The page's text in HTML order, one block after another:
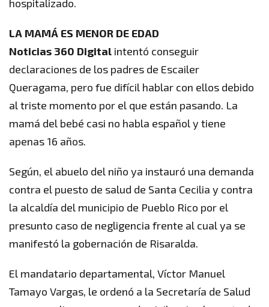
hospitalizado.
LA MAMÁ ES MENOR DE EDAD
Noticias 360 Digital intentó conseguir
declaraciones de los padres de Escailer
Queragama, pero fue difícil hablar con ellos debido
al triste momento por el que están pasando. La
mamá del bebé casi no habla español y tiene
apenas 16 años.
Según, el abuelo del niño ya instauró una demanda
contra el puesto de salud de Santa Cecilia y contra
la alcaldía del municipio de Pueblo Rico por el
presunto caso de negligencia frente al cual ya se
manifestó la gobernación de Risaralda.
El mandatario departamental, Víctor Manuel
Tamayo Vargas, le ordenó a la Secretaría de Salud